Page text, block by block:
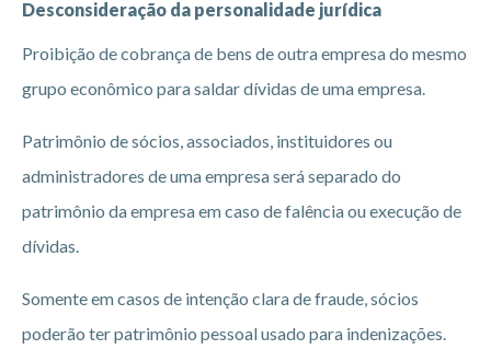
Desconsideração da personalidade jurídica
Proibição de cobrança de bens de outra empresa do mesmo
grupo econômico para saldar dívidas de uma empresa.
Patrimônio de sócios, associados, instituidores ou
administradores de uma empresa será separado do
patrimônio da empresa em caso de falência ou execução de
dívidas.
Somente em casos de intenção clara de fraude, sócios
poderão ter patrimônio pessoal usado para indenizações.